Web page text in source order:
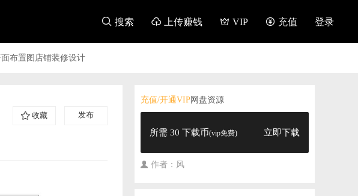
 搜索  上传赚钱  VIP  充值 登录
布置图店铺装修设计
 收藏 发布
网盘资源
充值/开通VIP
所需 30 下载币(vip免费) 立即下载
作者：风